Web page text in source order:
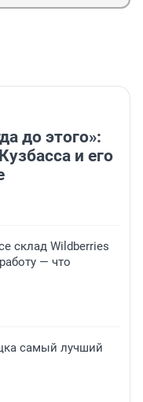
до этого»:
и его
склад Wildberries
— что
самый лучший